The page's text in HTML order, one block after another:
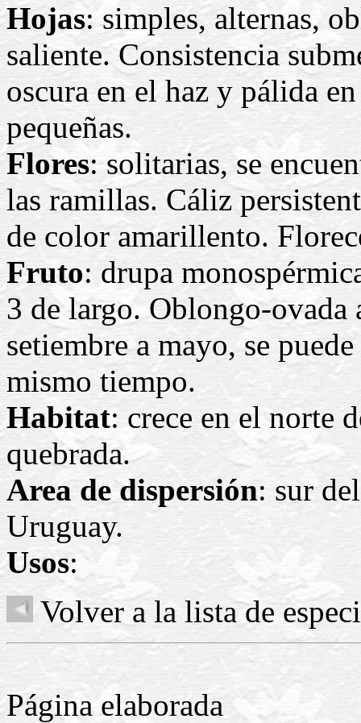
Hojas: simples, alternas,
saliente. Consistencia
oscura en el haz y pálida
pequeñas.
Flores: solitarias, se
las ramillas. Cáliz
de color amarillento.
Fruto: drupa
3 de largo. Oblongo-
setiembre a mayo, se
mismo tiempo.
Habitat: crece en el norte
quebrada.
Area de dispersión: sur
Uruguay.
Usos:
Volver a la lista de
Página elaborada